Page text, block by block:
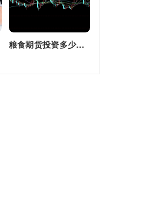
粮食期货投资多少钱一个月(粮食期货投资多少钱一个月啊)